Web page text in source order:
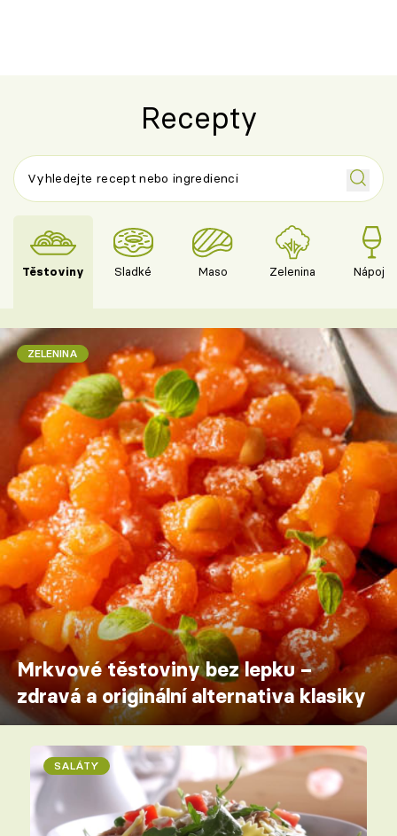
Recepty
Těstoviny Sladké Maso Zelenina Nápoje
ZELENINA
Mrkvové těstoviny bez lepku –
zdravá a originální alternativa klasiky
SALÁTY